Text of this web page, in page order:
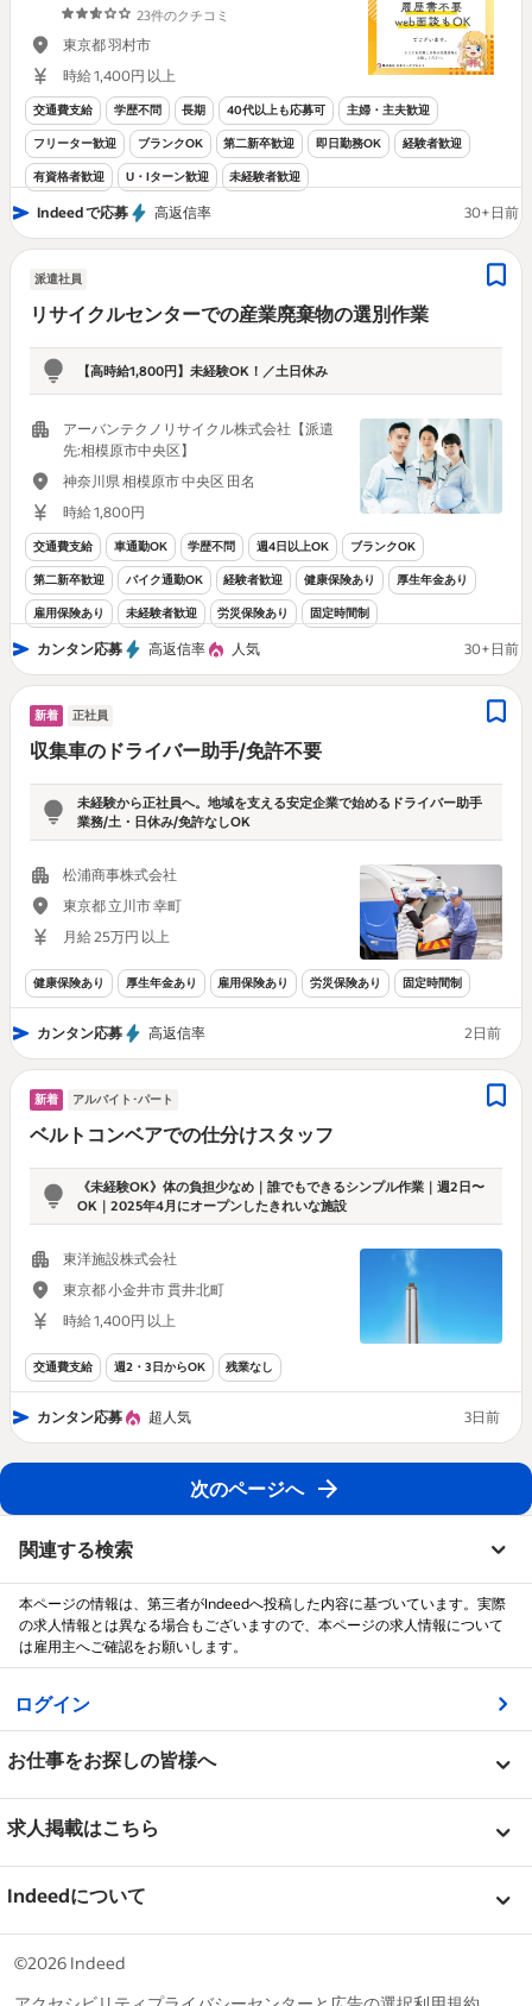
23件のクチコミ
東京都 羽村市
時給 1,400円 以上
交通費支給 学歴不問 長期 40代以上も応募可 主婦・主夫歓迎
フリーター歓迎 ブランクOK 第二新卒歓迎 即日勤務OK 経験者歓迎
有資格者歓迎 U・Iターン歓迎 未経験者歓迎
Indeed で応募 高返信率 30+日前
派遣社員
リサイクルセンターでの産業廃棄物の選別作業
【高時給1,800円】未経験OK！／土日休み
アーバンテクノリサイクル株式会社【派遣
先:相模原市中央区】
神奈川県 相模原市 中央区 田名
時給 1,800円
交通費支給 車通勤OK 学歴不問 週4日以上OK ブランクOK
第二新卒歓迎 バイク通勤OK 経験者歓迎 健康保険あり 厚生年金あり
雇用保険あり 未経験者歓迎 労災保険あり 固定時間制
カンタン応募 高返信率 人気 30+日前
新着 正社員
収集車のドライバー助手/免許不要
未経験から正社員へ。地域を支える安定企業で始めるドライバー助手
業務/土・日休み/免許なしOK
松浦商事株式会社
東京都 立川市 幸町
月給 25万円 以上
健康保険あり 厚生年金あり 雇用保険あり 労災保険あり 固定時間制
カンタン応募 高返信率 2日前
新着 アルバイト･パート
ベルトコンベアでの仕分けスタッフ
《未経験OK》体の負担少なめ｜誰でもできるシンプル作業｜週2日〜
OK｜2025年4月にオープンしたきれいな施設
東洋施設株式会社
東京都 小金井市 貫井北町
時給 1,400円 以上
交通費支給 週2・3日からOK 残業なし
カンタン応募 超人気 3日前
次のページへ
関連する検索
本ページの情報は、第三者がIndeedへ投稿した内容に基づいています。実際
の求人情報とは異なる場合もございますので、本ページの求人情報について
は雇用主へご確認をお願いします。
ログイン
お仕事をお探しの皆様へ
ヘルプセンター
キャリアガイド
求人掲載はこちら
求人を掲載
Indeed イベント
Indeedについて
Indeedについて
©2026 Indeed